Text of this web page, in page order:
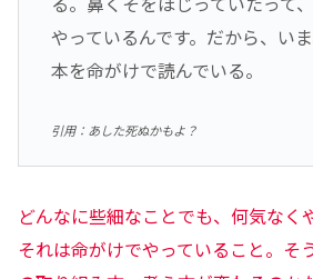
やっているんです。だから、い
本を命がけで読んでいる。
引用：あした死ぬかもよ？
どんなに些細なことでも、何気なく
それは命がけでやっていること。そ